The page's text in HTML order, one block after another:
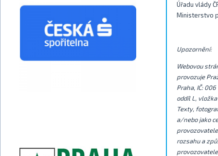
Úřadu vlády
Ministerstvo
Upozornění:
Webovou
provozuje
Praha, IČ:
oddíl L,
Texty,
a/nebo jako
rozsahu a